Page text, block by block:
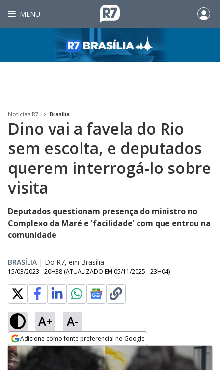
MENU
Noticias R7 Brasília
Dino vai a favela do Rio
sem escolta, e deputados
querem interrogá-lo sobre
visita
Deputados questionam presença do ministro no
Complexo da Maré e 'facilidade' com que entrou na
comunidade
BRASÍLIA | Do R7, em Brasília
15/03/2023 - 20H38 (ATUALIZADO EM 05/11/2025 - 23H04)
A+ A-
Adicione como fonte preferencial no Google
Opens in new window